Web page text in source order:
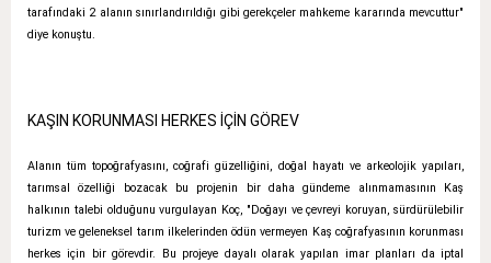
tarafındaki 2 alanın sınırlandırıldığı gibi gerekçeler mahkeme kararında mevcuttur"
diye konuştu.
KAŞIN KORUNMASI HERKES İÇİN GÖREV
Alanın tüm topoğrafyasını, coğrafi güzelliğini, doğal hayatı ve arkeolojik yapıları,
tarımsal özelliği bozacak bu projenin bir daha gündeme alınmamasının Kaş
halkının talebi olduğunu vurgulayan Koç, "Doğayı ve çevreyi koruyan, sürdürülebilir
turizm ve geleneksel tarım ilkelerinden ödün vermeyen Kaş coğrafyasının korunması
herkes için bir görevdir. Bu projeye dayalı olarak yapılan imar planları da iptal